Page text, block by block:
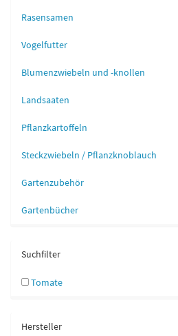
Rasensamen
Vogelfutter
Blumenzwiebeln und -knollen
Landsaaten
Pflanzkartoffeln
Steckzwiebeln / Pflanzknoblauch
Gartenzubehör
Gartenbücher
Suchfilter
Tomate
Hersteller